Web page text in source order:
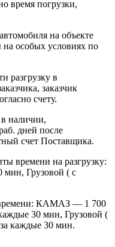
время погрузки,
на объекте
на особых условиях по
разгрузку в
заказчик
счету.
наличии,
дней после
счет Поставщика.
времени на разгрузку:
Грузовой ( с
времени: КАМАЗ — 1 700
30 мин, Грузовой (
каждые 30 мин.